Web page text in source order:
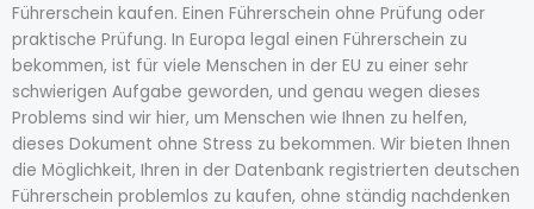
Führerschein kaufen. Einen Führerschein ohne Prüfung oder
praktische Prüfung. In Europa legal einen Führerschein zu
bekommen, ist für viele Menschen in der EU zu einer sehr
schwierigen Aufgabe geworden, und genau wegen dieses
Problems sind wir hier, um Menschen wie Ihnen zu helfen,
dieses Dokument ohne Stress zu bekommen. Wir bieten Ihnen
die Möglichkeit, Ihren in der Datenbank registrierten deutschen
Führerschein problemlos zu kaufen, ohne ständig nachdenken